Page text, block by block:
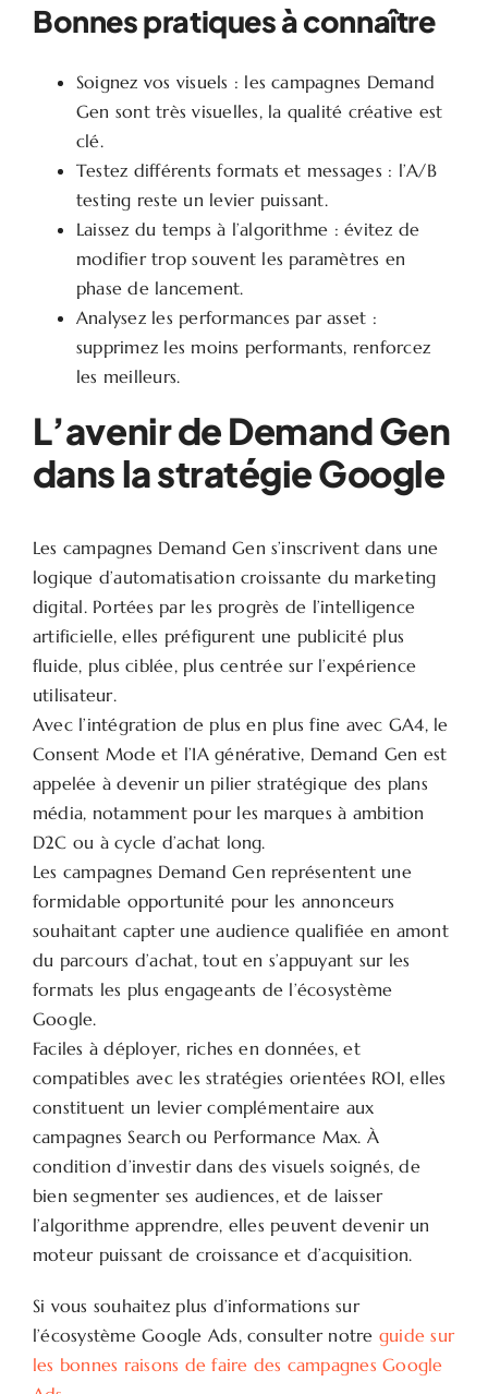
Bonnes pratiques à connaître
Soignez vos visuels : les campagnes Demand
Gen sont très visuelles, la qualité créative est
clé.
Testez différents formats et messages : l’A/B
testing reste un levier puissant.
Laissez du temps à l’algorithme : évitez de
modifier trop souvent les paramètres en
phase de lancement.
Analysez les performances par asset :
supprimez les moins performants, renforcez
les meilleurs.
L’avenir de Demand Gen
dans la stratégie Google
Les campagnes Demand Gen s’inscrivent dans une
logique d’automatisation croissante du marketing
digital. Portées par les progrès de l’intelligence
artificielle, elles préfigurent une publicité plus
fluide, plus ciblée, plus centrée sur l’expérience
utilisateur.
Avec l’intégration de plus en plus fine avec GA4, le
Consent Mode et l’IA générative, Demand Gen est
appelée à devenir un pilier stratégique des plans
média, notamment pour les marques à ambition
D2C ou à cycle d’achat long.
Les campagnes Demand Gen représentent une
formidable opportunité pour les annonceurs
souhaitant capter une audience qualifiée en amont
du parcours d’achat, tout en s’appuyant sur les
formats les plus engageants de l’écosystème
Google.
Faciles à déployer, riches en données, et
compatibles avec les stratégies orientées ROI, elles
constituent un levier complémentaire aux
campagnes Search ou Performance Max. À
condition d’investir dans des visuels soignés, de
bien segmenter ses audiences, et de laisser
l’algorithme apprendre, elles peuvent devenir un
moteur puissant de croissance et d’acquisition.
Si vous souhaitez plus d’informations sur
l’écosystème Google Ads, consulter notre guide sur
les bonnes raisons de faire des campagnes Google